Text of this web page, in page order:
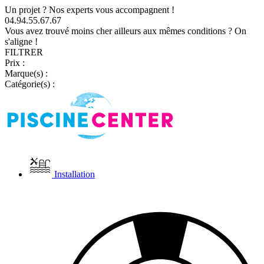
Un projet ? Nos experts vous accompagnent !
04.94.55.67.67
Vous avez trouvé moins cher ailleurs aux mêmes conditions ? On
s'aligne !
FILTRER
Prix :
Marque(s) :
Catégorie(s) :
Installation